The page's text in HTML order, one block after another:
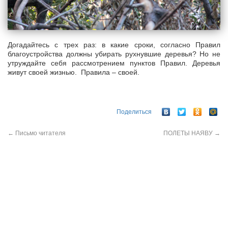
Догадайтесь с трех раз: в какие сроки, согласно Правил
благоустройства должны убирать рухнувшие деревья? Но не
утруждайте себя рассмотрением пунктов Правил. Деревья
живут своей жизнью. Правила – своей.
Поделиться
← Письмо читателя ПОЛЕТЫ НАЯВУ →